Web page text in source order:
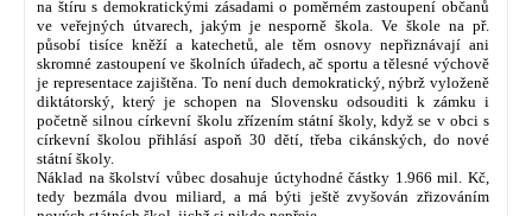
na štíru s demokratickými zásadami o poměrném zastoupení občanů
ve veřejných útvarech, jakým je nesporně škola. Ve škole na př.
působí tisíce kněží a katechetů, ale těm osnovy nepřiznávají ani
skromné zastoupení ve školních úřadech, ač sportu a tělesné výchově
je representace zajištěna. To není duch demokratický, nýbrž vyloženě
diktátorský, který je schopen na Slovensku odsouditi k zámku i
početně silnou církevní školu zřízením státní školy, když se v obci s
církevní školou přihlásí aspoň 30 dětí, třeba cikánských, do nové
státní školy.
Náklad na školství vůbec dosahuje úctyhodné částky 1.966 mil. Kč,
tedy bezmála dvou miliard, a má býti ještě zvyšován zřizováním